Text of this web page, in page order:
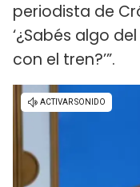
periodista de
‘¿Sabés algo
con el tren?’”.